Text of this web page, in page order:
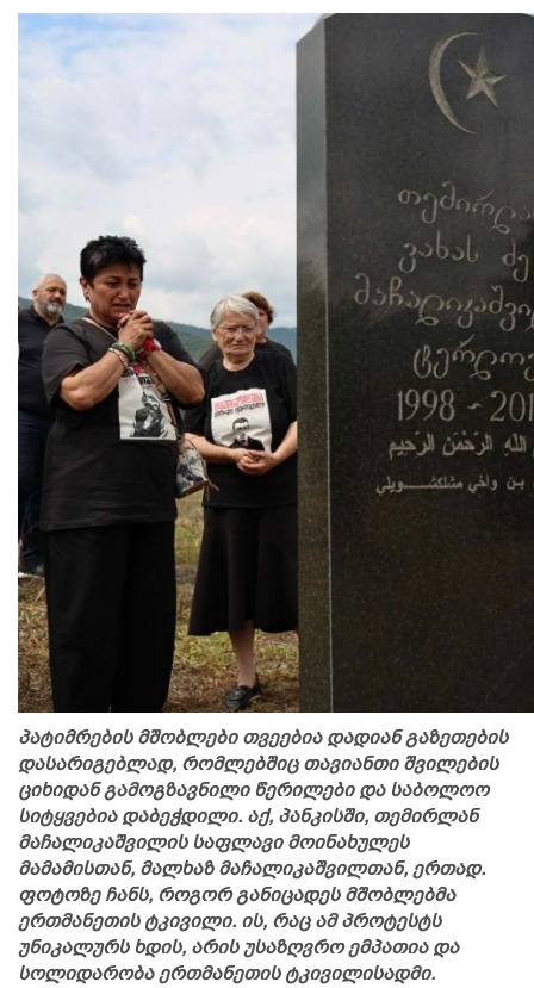
პატიმრების მშობლები თვეებია დადიან გაზეთების
დასარიგებლად, რომლებშიც თავიანთი შვილების
ციხიდან გამოგზავნილი წერილები და საბოლოო
სიტყვებია დაბეჭდილი. აქ, პანკისში, თემირლან
მაჩალიკაშვილის საფლავი მოინახულეს
მამამისთან, მალხაზ მაჩალიკაშვილთან, ერთად.
ფოტოზე ჩანს, როგორ განიცადეს მშობლებმა
ერთმანეთის ტკივილი. ის, რაც ამ პროტესტს
უნიკალურს ხდის, არის უსაზღვრო ემპათია და
სოლიდარობა ერთმანეთის ტკივილისადმი.